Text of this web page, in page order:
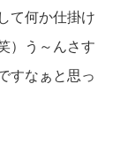
て何か仕掛け
）う～んさす
すなぁと思っ